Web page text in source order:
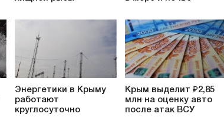
Энергетики в Крыму
работают
круглосуточно
Крым выделит ₽2,85
млн на оценку авто
после атак ВСУ